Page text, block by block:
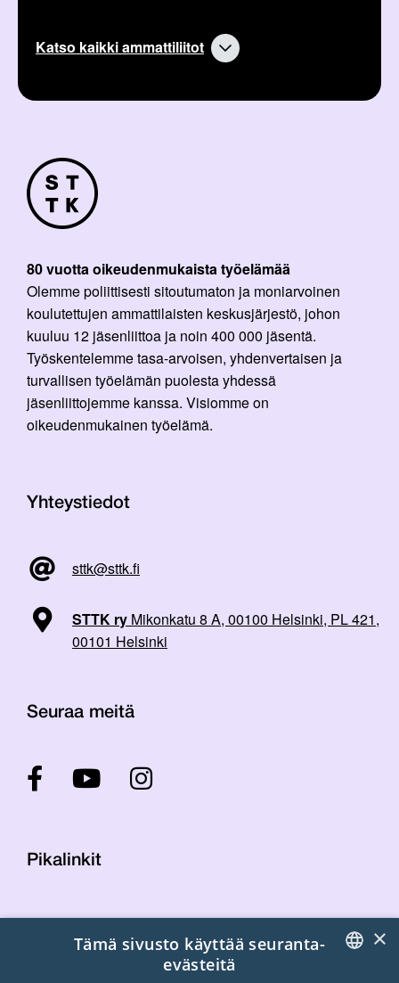
Katso kaikki ammattiliitot
80 vuotta oikeudenmukaista työelämää
Olemme poliittisesti sitoutumaton ja moniarvoinen
koulutettujen ammattilaisten keskusjärjestö, johon
kuuluu 12 jäsenliittoa ja noin 400 000 jäsentä.
Työskentelemme tasa-arvoisen, yhdenvertaisen ja
turvallisen työelämän puolesta yhdessä
jäsenliittojemme kanssa. Visiomme on
oikeudenmukainen työelämä.
Yhteystiedot
sttk@sttk.fi
STTK ry Mikonkatu 8 A, 00100 Helsinki, PL 421,
00101 Helsinki
Seuraa meitä
Pikalinkit
Laskutustiedot
×
Tämä sivusto käyttää seuranta-
evästeitä